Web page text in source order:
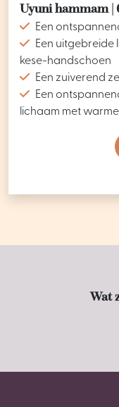
Uyuni hammam |
Een
Een
kese-handschoen
Een zuiverend
Een
lichaam met
Wat